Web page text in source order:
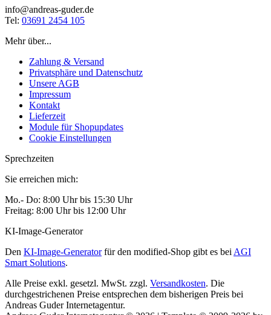
info@andreas-guder.de
Tel: 03691 2454 105
Mehr über...
Zahlung & Versand
Privatsphäre und Datenschutz
Unsere AGB
Impressum
Kontakt
Lieferzeit
Module für Shopupdates
Cookie Einstellungen
Sprechzeiten
Sie erreichen mich:
Mo.- Do: 8:00 Uhr bis 15:30 Uhr
Freitag: 8:00 Uhr bis 12:00 Uhr
KI-Image-Generator
Den KI-Image-Generatorfür den modified-Shop gibt es bei AGI
Smart Solutions.
Alle Preise exkl. gesetzl. MwSt. zzgl. Versandkosten. Die
durchgestrichenen Preise entsprechen dem bisherigen Preis bei
Andreas Guder Internetagentur.